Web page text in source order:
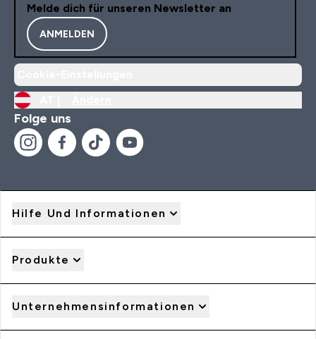
Melde dich für unseren Newsletter an
ANMELDEN
Folge uns
Hilfe Und Informationen
Produkte
Unternehmensinformationen